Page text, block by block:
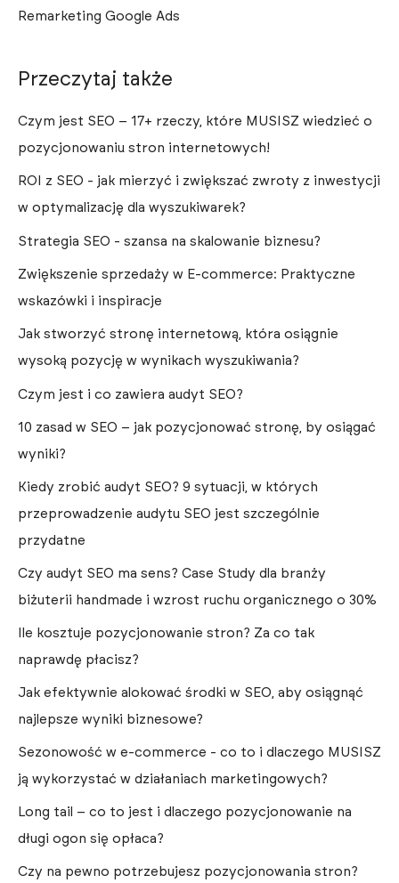
Remarketing Google Ads
Przeczytaj także
Czym jest SEO – 17+ rzeczy, które MUSISZ wiedzieć o
pozycjonowaniu stron internetowych!
ROI z SEO - jak mierzyć i zwiększać zwroty z inwestycji
w optymalizację dla wyszukiwarek?
Strategia SEO - szansa na skalowanie biznesu?
Zwiększenie sprzedaży w E-commerce: Praktyczne
wskazówki i inspiracje
Jak stworzyć stronę internetową, która osiągnie
wysoką pozycję w wynikach wyszukiwania?
Czym jest i co zawiera audyt SEO?
10 zasad w SEO – jak pozycjonować stronę, by osiągać
wyniki?
Kiedy zrobić audyt SEO? 9 sytuacji, w których
przeprowadzenie audytu SEO jest szczególnie
przydatne
Czy audyt SEO ma sens? Case Study dla branży
biżuterii handmade i wzrost ruchu organicznego o 30%
Ile kosztuje pozycjonowanie stron? Za co tak
naprawdę płacisz?
Jak efektywnie alokować środki w SEO, aby osiągnąć
najlepsze wyniki biznesowe?
Sezonowość w e-commerce - co to i dlaczego MUSISZ
ją wykorzystać w działaniach marketingowych?
Long tail – co to jest i dlaczego pozycjonowanie na
długi ogon się opłaca?
Czy na pewno potrzebujesz pozycjonowania stron?